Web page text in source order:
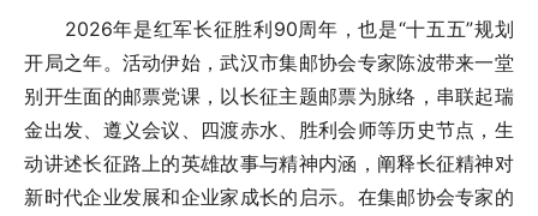
2026年是红军长征胜利90周年，也是“十五五”规划
开局之年。活动伊始，武汉市集邮协会专家陈波带来一堂
别开生面的邮票党课，以长征主题邮票为脉络，串联起瑞
金出发、遵义会议、四渡赤水、胜利会师等历史节点，生
动讲述长征路上的英雄故事与精神内涵，阐释长征精神对
新时代企业发展和企业家成长的启示。在集邮协会专家的